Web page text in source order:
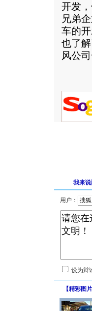
开发
兄弟
车的
也了
风公
我来
用户：
设为
【精彩图